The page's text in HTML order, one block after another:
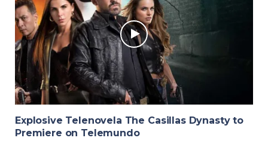
Explosive Telenovela The Casillas Dynasty to
Premiere on Telemundo